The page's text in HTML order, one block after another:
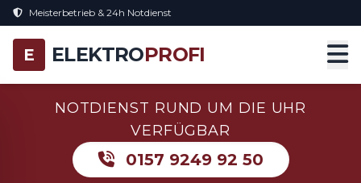
Meisterbetrieb & 24h Notdienst
E ELEKTROPROFI
NOTDIENST RUND UM DIE UHR
VERFÜGBAR
0157 9249 92 50